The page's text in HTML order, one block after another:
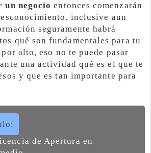
un negocio entonces comenzarán
inclusive aun
seguramente habrá
qué son fundamentales para tu
alto, eso no te puede pasar
una actividad qué es el que te
y que es tan importante para
de Apertura en